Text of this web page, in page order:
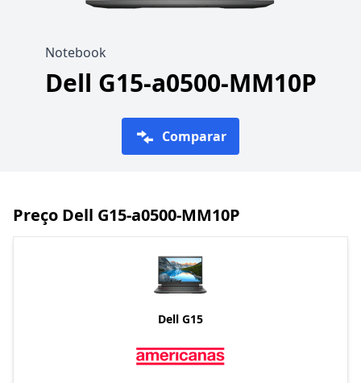
Notebook
Dell G15-a0500-MM10P
Comparar
Preço Dell G15-a0500-MM10P
Dell G15